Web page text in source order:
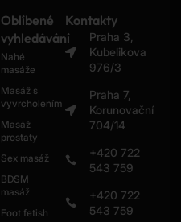
Oblíbené
vyhledávání
Nahé
masáže
Masáž s
vyvrcholením
Masáž
prostaty
Sex masáž
BDSM
masáž
Foot fetish
Kontakty
Praha 3,
Kubelikova
976/3
Praha 7,
Korunovační
704/14
+420 722
543 759
+420 722
543 759